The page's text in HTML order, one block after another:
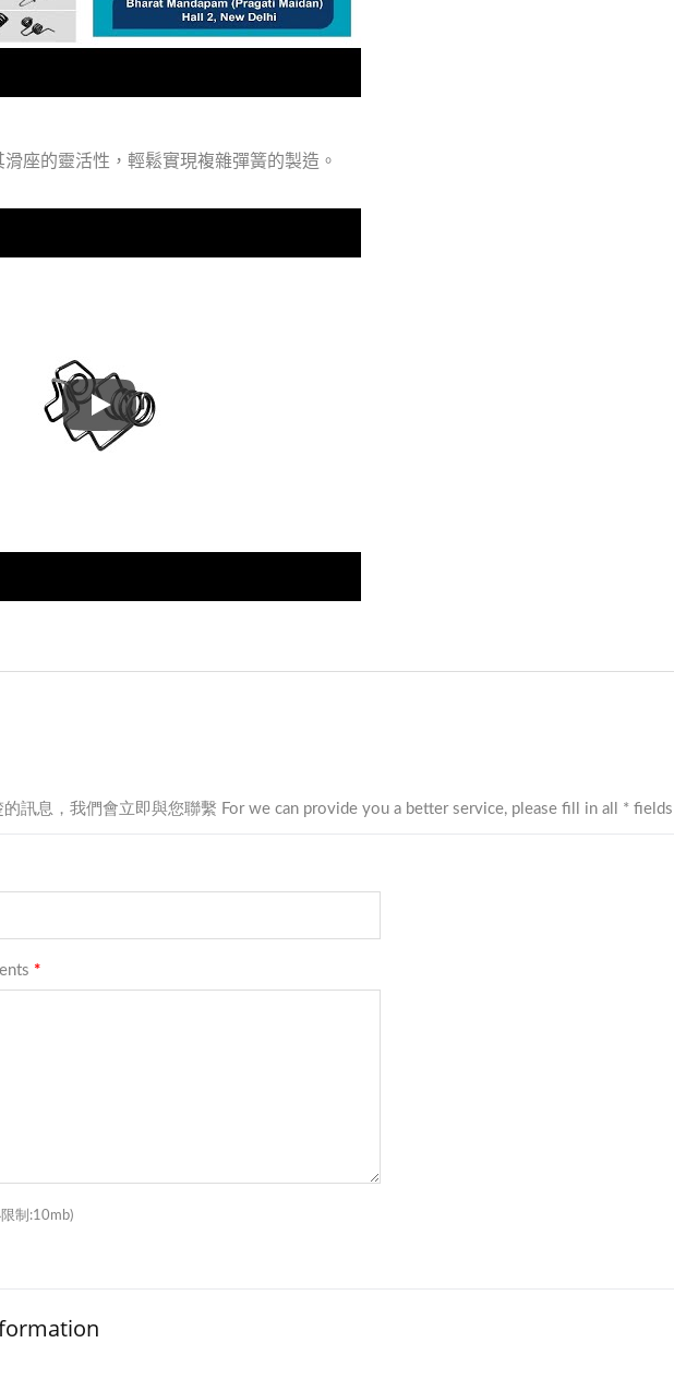
座的靈活性，輕鬆實現複雜彈簧的製造。
X型彈簧成形機利用其滑座的靈活性，輕鬆實現複雜彈簧的製造。